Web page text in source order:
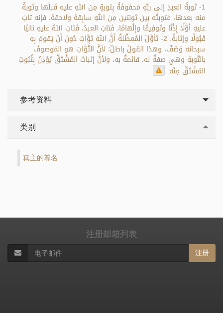
1- تَوبةُ العبدِ إلى ربِّهِ مَحفوفَةٌ بِتوبةٍ مِن اللهِ عليه قَبلَها وتَوبةٌ
منه بعدها، فتوبتُه بين تَوبَتين مِن اللهِ سابِقة ولاحقة، فإنه تابَ
عليهِ أوَّلًا إِذْنًا وتَوفِيقًا وإِلْهامًا، فَتابَ العبدُ، فَتابَ اللهُ عليهِ ثانيًا
قَبُولًا وإثابةً. 2- تَأوَّلَ المُعطِّلةُ أَنَّ اللهَ تَوَّابٌ دُونَ أَنْ يَقومَ بِهِ
سبحانه وَصْفٌ، وهذا القولُ باطلٌ؛ لأنَّ التَّوَّابَ هو المَوصوفُ
بالتّوبةِ وهي صفةٌ له، قائمةٌ به، ولأنَّ إثباتَ المُشْتَقِّ يُؤذِنُ بِثُبُوتِ
المُشْتَقِّ مِنْه.
参考资料
类别
真主的尊名
注册邮箱列表
注册